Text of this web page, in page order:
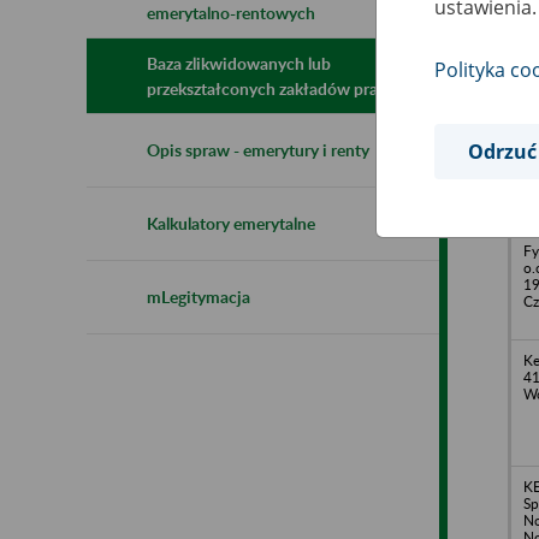
emerytalno-rentowych
Baza zlikwidowanych lub
przekształconych zakładów pracy
Opis spraw - emerytury i renty
Kalkulatory emerytalne
mLegitymacja
Polityka